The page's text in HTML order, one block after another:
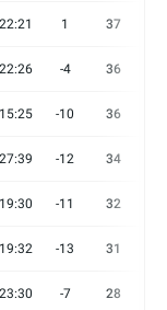
22:21 1 37
22:26 -4 36
15:25 -10 36
27:39 -12 34
19:30 -11 32
19:32 -13 31
23:30 -7 28